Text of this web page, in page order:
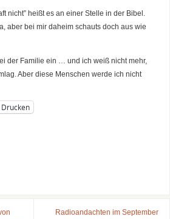
nicht” heißt es an einer Stelle in der Bibel.
aber bei mir daheim schauts doch aus wie
der Familie ein … und ich weiß nicht mehr,
Aber diese Menschen werde ich nicht
Drucken
Radioandachten im September